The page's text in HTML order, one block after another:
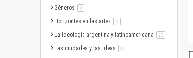
Géneros 4
Horizontes en las artes 1
La ideología argentina y latinoamericana 13
Las ciudades y las ideas 20